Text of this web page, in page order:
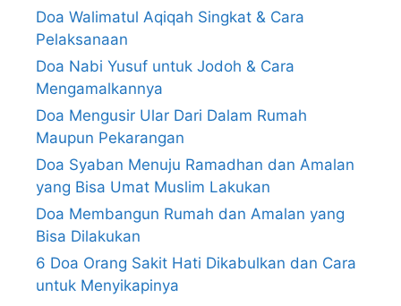
Doa Walimatul Aqiqah Singkat & Cara
Pelaksanaan
Doa Nabi Yusuf untuk Jodoh & Cara
Mengamalkannya
Doa Mengusir Ular Dari Dalam Rumah
Maupun Pekarangan
Doa Syaban Menuju Ramadhan dan Amalan
yang Bisa Umat Muslim Lakukan
Doa Membangun Rumah dan Amalan yang
Bisa Dilakukan
6 Doa Orang Sakit Hati Dikabulkan dan Cara
untuk Menyikapinya